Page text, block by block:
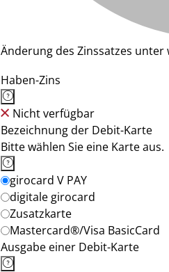
Änderung des Zinssatzes
Haben-Zins
Nicht verfügbar
Bezeichnung der Debit-Karte
Bitte wählen Sie eine Karte aus.
girocard V PAY
digitale girocard
Zusatzkarte
Mastercard®/Visa BasicCard
Ausgabe einer Debit-Karte